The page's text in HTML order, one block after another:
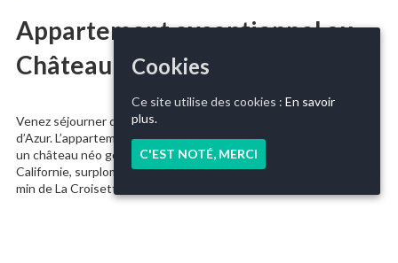
Appartement exceptionnel au
Château Scott
Venez séjourner dans un appartement exceptionnel de la Côte
d’Azur. L’appartement se trouve dans le mythique Château Scott,
un château néo gothique du fin XIXème, niché sur la colline de La
Californie, surplombant la mer. Un véritable rêve de millionaire à 10
min de La Croisette.
Cookies
Ce site utilise des cookies : En savoir
plus.
C'EST NOTÉ, MERCI